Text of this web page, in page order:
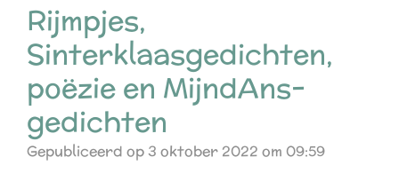
Rijmpjes,
Sinterklaasgedichten,
poëzie en MijndAns-
gedichten
Gepubliceerd op 3 oktober 2022 om 09:59